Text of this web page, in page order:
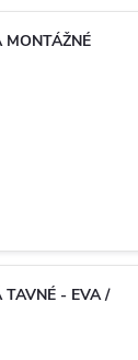
MONTÁŽNÉ
TAVNÉ - EVA /